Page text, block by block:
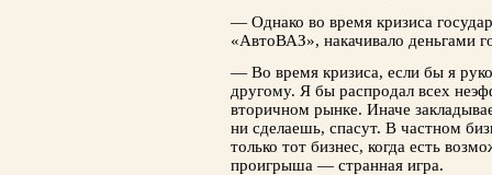
— Однако во время кризиса
«АвтоВАЗ», накачивало деньгами
— Во время кризиса, если бы я
другому. Я бы распродал всех
вторичном рынке. Иначе
ни сделаешь, спасут. В частном
только тот бизнес, когда есть
проигрыша — странная игра.